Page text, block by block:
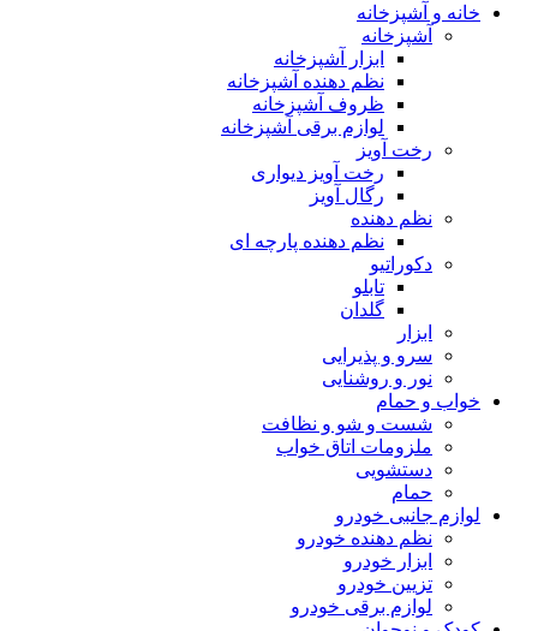
خانه و آشپزخانه
آشپزخانه
ابزار آشپزخانه
نظم دهنده آشپزخانه
ظروف آشپزخانه
لوازم برقی آشپزخانه
رخت آویز
رخت آویز دیواری
رگال آویز
نظم دهنده
نظم دهنده پارچه ای
دکوراتیو
تابلو
گلدان
ابزار
سرو و پذیرایی
نور و روشنایی
خواب و حمام
شست و شو و نظافت
ملزومات اتاق خواب
دستشویی
حمام
لوازم جانبی خودرو
نظم دهنده خودرو
ابزار خودرو
تزیین خودرو
لوازم برقی خودرو